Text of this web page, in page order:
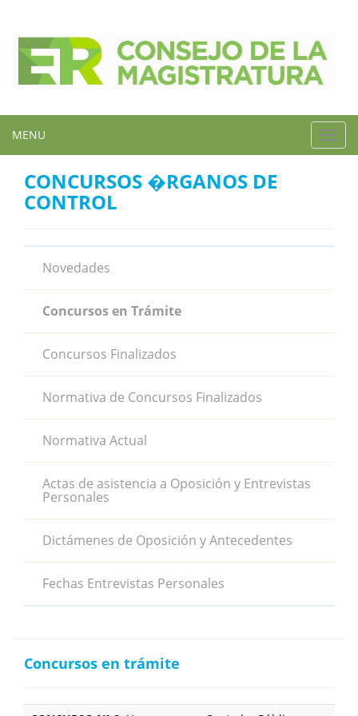
MENU
CONCURSOS �RGANOS DE
CONTROL
Novedades
Concursos en Trámite
Concursos Finalizados
Normativa de Concursos Finalizados
Normativa Actual
Actas de asistencia a Oposición y Entrevistas
Personales
Dictámenes de Oposición y Antecedentes
Fechas Entrevistas Personales
Concursos en trámite